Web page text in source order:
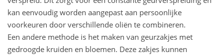
kan eenvoudig worden aangepast aan persoonlijke
voorkeuren door verschillende oliën te combineren.
Een andere methode is het maken van geurzakjes met
gedroogde kruiden en bloemen. Deze zakjes kunnen